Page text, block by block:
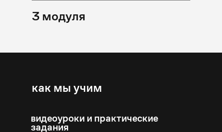
3 модуля
как мы учим
видеоуроки и практические
задания